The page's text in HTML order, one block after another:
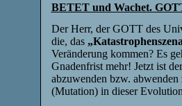
BETET und Wachet.
Der Herr, der GOTT des
die, das
Veränderung kommen? Es
Gnadenfrist mehr! Jetzt ist
abzuwenden bzw.
(Mutation) in dieser